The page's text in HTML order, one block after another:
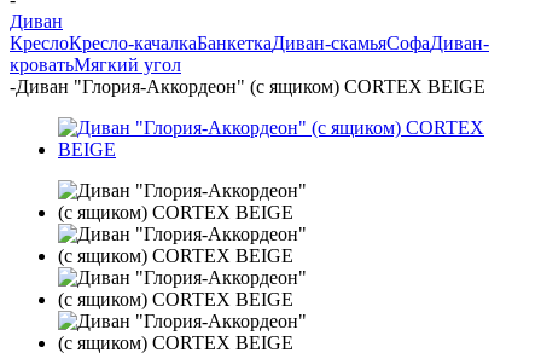
Диван
КреслоКресло-качалкаБанкеткаДиван-скамьяСофаДиван-
кроватьМягкий угол
-Диван "Глория-Аккордеон" (с ящиком) CORTEX BEIGE